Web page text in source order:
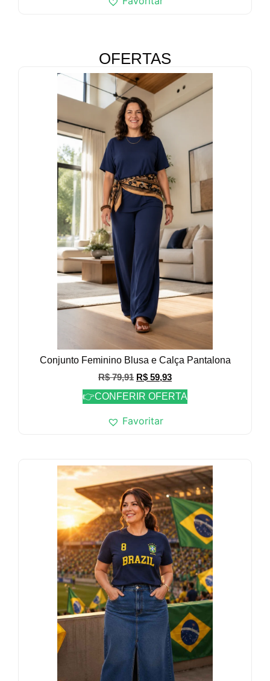
OFERTAS
Conjunto Feminino Blusa e Calça Pantalona
R$79,91 R$ 59,93
👉CONFERIR OFERTA
Favoritar